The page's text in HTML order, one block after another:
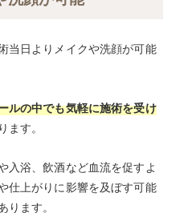
当日よりメイクや洗顔が可能
ルの中でも気軽に施術を受け
ます。
入浴、飲酒など血流を促すよ
仕上がりに影響を及ぼす可能
ます。